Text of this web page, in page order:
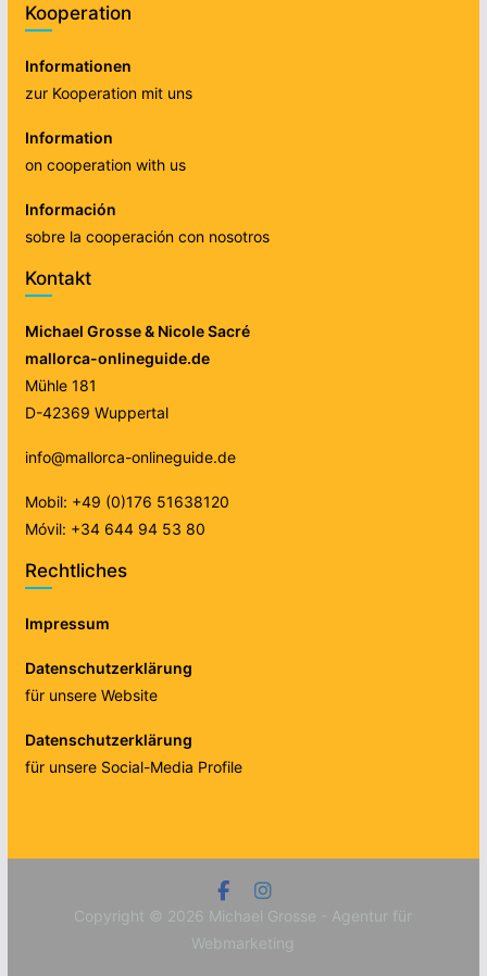
Kooperation
Informationen
zur Kooperation mit uns
Information
on cooperation with us
Información
sobre la cooperación con nosotros
Kontakt
Michael Grosse & Nicole Sacré
mallorca-onlineguide.de
Mühle 181
D-42369 Wuppertal
info@mallorca-onlineguide.de
Mobil: +49 (0)176 51638120
Móvil: +34 644 94 53 80
Rechtliches
Impressum
Datenschutzerklärung
für unsere Website
Datenschutzerklärung
für unsere Social-Media Profile
Copyright © 2026 Michael Grosse - Agentur für
Webmarketing